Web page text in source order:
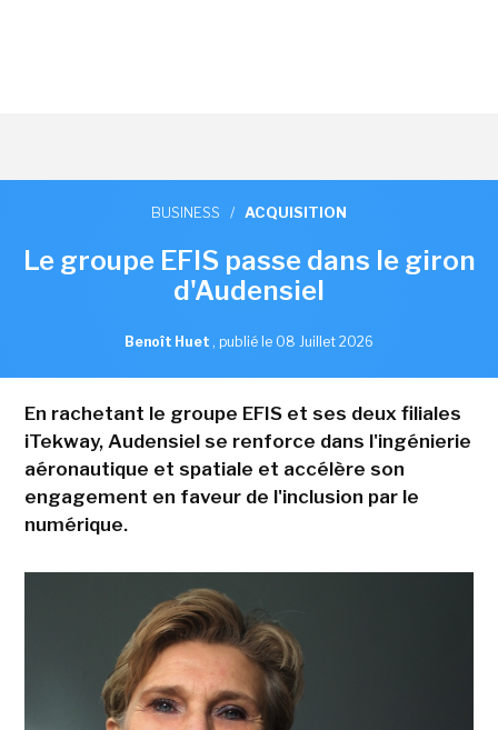
BUSINESS / ACQUISITION
Le groupe EFIS passe dans le giron
d'Audensiel
Benoît Huet , publié le 08 Juillet 2026
En rachetant le groupe EFIS et ses deux filiales
iTekway, Audensiel se renforce dans l'ingénierie
aéronautique et spatiale et accélère son
engagement en faveur de l'inclusion par le
numérique.